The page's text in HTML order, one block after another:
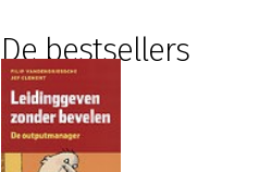
De bestsellers